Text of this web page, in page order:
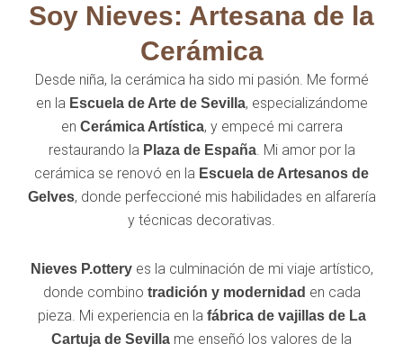
Soy Nieves: Artesana de la
Cerámica
Desde niña, la cerámica ha sido mi pasión. Me formé
en la Escuela de Arte de Sevilla, especializándome
en Cerámica Artística, y empecé mi carrera
restaurando la Plaza de España. Mi amor por la
cerámica se renovó en la Escuela de Artesanos de
Gelves, donde perfeccioné mis habilidades en alfarería
y técnicas decorativas.
Nieves P.otteryes la culminación de mi viaje artístico,
donde combino tradición y modernidad en cada
pieza. Mi experiencia en la fábrica de vajillas de La
Cartuja de Sevilla me enseñó los valores de la